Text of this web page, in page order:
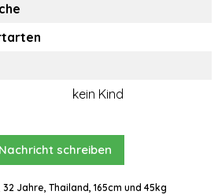
kein Kind
schreiben
Jahre, Thailand, 165cm und 45kg